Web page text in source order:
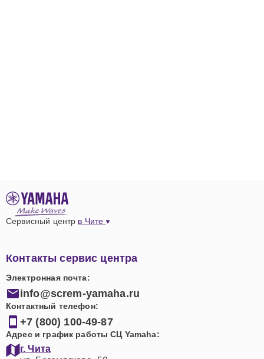
Сервисный центр в Чите
Контакты сервис центра
Электронная почта:
info@screm-yamaha.ru
Контактный телефон:
+7 (800) 100-49-87
Адрес и график работы СЦ Yamaha:
г. Чита